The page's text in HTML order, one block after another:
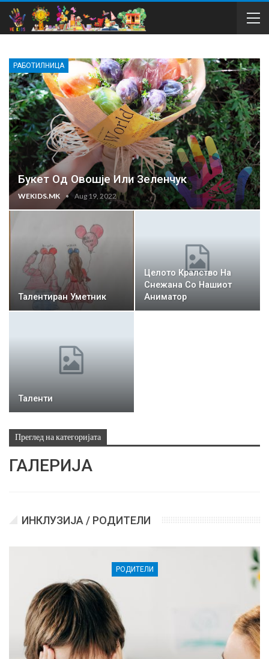
РАБОТИЛНИЦА
Букет Од Овошје Или Зеленчук
WEKIDS.MK Aug 19, 2022
Талентиран Уметник
Целото Кралство На
Снежана Со Нашиот
Аниматор
Таленти
Преглед на категоријата
ГАЛЕРИЈА
ИНКЛУЗИЈА / РОДИТЕЛИ
РОДИТЕЛИ